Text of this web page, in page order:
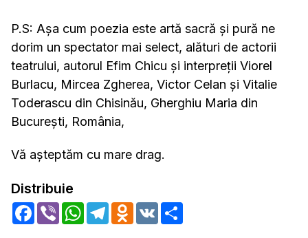
P.S: Așa cum poezia este artă sacră și pură ne
dorim un spectator mai select, alături de actorii
teatrului, autorul Efim Chicu și interpreții Viorel
Burlacu, Mircea Zgherea, Victor Celan și Vitalie
Toderascu din Chisinău, Gherghiu Maria din
București, România,
Vă așteptăm cu mare drag.
Distribuie
Facebook
Viber WhatsApp
TelegramOdnoklassniki
VK